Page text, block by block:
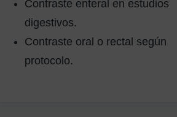
Contraste enteral en estudios
digestivos.
Contraste oral o rectal según
protocolo.